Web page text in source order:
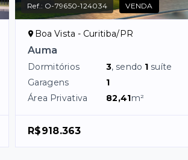
Ref.: O-79650-124034 VENDA
Boa Vista - Curitiba/PR
Auma
Dormitórios 3, sendo 1 suíte
Garagens
1
Área Privativa
82,41m²
R$918.363